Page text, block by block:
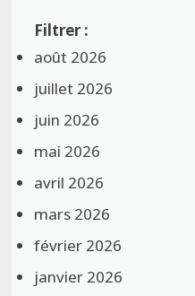
août 2026
juillet 2026
juin 2026
mai 2026
avril 2026
mars 2026
février 2026
janvier 2026